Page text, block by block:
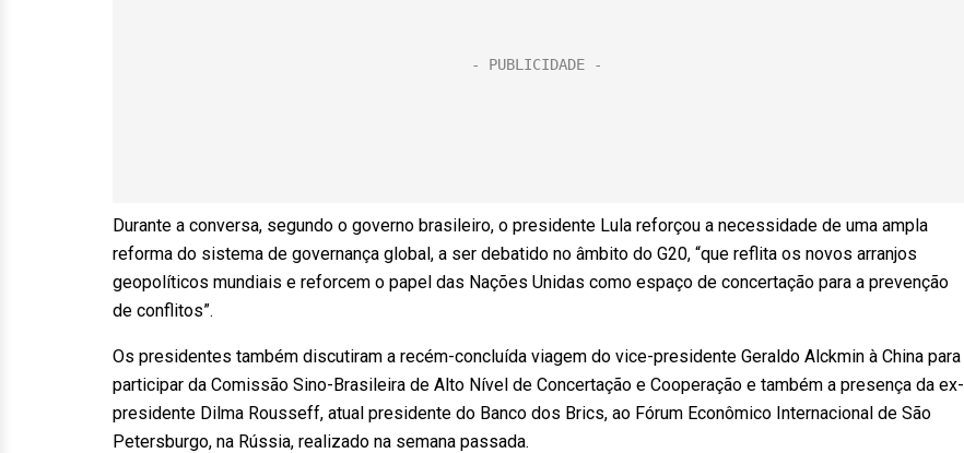
Durante a conversa, segundo o governo brasileiro, o presidente Lula reforçou a necessidade de uma ampla
reforma do sistema de governança global, a ser debatido no âmbito do G20, “que reflita os novos arranjos
geopolíticos mundiais e reforcem o papel das Nações Unidas como espaço de concertação para a prevenção
de conflitos”.
Os presidentes também discutiram a recém-concluída viagem do vice-presidente Geraldo Alckmin à China para
participar da Comissão Sino-Brasileira de Alto Nível de Concertação e Cooperação e também a presença da ex-
presidente Dilma Rousseff, atual presidente do Banco dos Brics, ao Fórum Econômico Internacional de São
Petersburgo, na Rússia, realizado na semana passada.